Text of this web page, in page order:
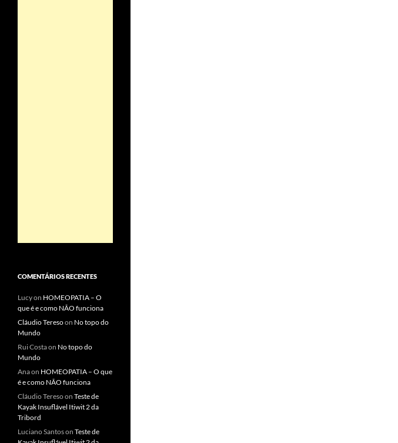
COMENTÁRIOS RECENTES
Lucyon HOMEOPATIA – O
que é e como NÃO funciona
Cláudio Teresoon No topo do
Mundo
Rui Costaon No topo do
Mundo
Anaon HOMEOPATIA – O que
é e como NÃO funciona
Cláudio Teresoon Teste de
Kayak Insuflável Itiwit 2 da
Tribord
Luciano Santoson Teste de